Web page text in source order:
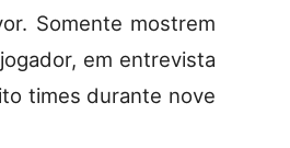
Somente mostrem
em entrevista
times durante nove